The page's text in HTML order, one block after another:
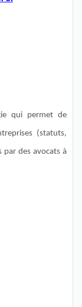
qui permet de
(statuts,
des avocats à